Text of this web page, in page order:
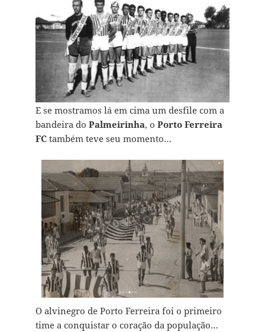
E se mostramos lá em cima um desfile com a
bandeira do Palmeirinha, o Porto Ferreira
FCtambém teve seu momento…
O alvinegro de Porto Ferreira foi o primeiro
time a conquistar o coração da população…